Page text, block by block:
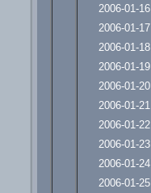
2006-01-16
2006-01-17
2006-01-18
2006-01-19
2006-01-20
2006-01-21
2006-01-22
2006-01-23
2006-01-24
2006-01-25